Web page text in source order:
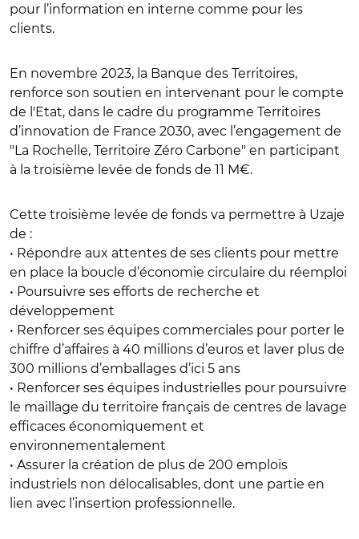
pour l’information en interne comme pour les
clients.
En novembre 2023, la Banque des Territoires,
renforce son soutien en intervenant pour le compte
de l'Etat, dans le cadre du programme Territoires
d’innovation de France 2030, avec l’engagement de
"La Rochelle, Territoire Zéro Carbone" en participant
à la troisième levée de fonds de 11 M€.
Cette troisième levée de fonds va permettre à Uzaje
de :
• Répondre aux attentes de ses clients pour mettre
en place la boucle d’économie circulaire du réemploi
• Poursuivre ses efforts de recherche et
développement
• Renforcer ses équipes commerciales pour porter le
chiffre d’affaires à 40 millions d’euros et laver plus de
300 millions d’emballages d’ici 5 ans
• Renforcer ses équipes industrielles pour poursuivre
le maillage du territoire français de centres de lavage
efficaces économiquement et
environnementalement
• Assurer la création de plus de 200 emplois
industriels non délocalisables, dont une partie en
lien avec l’insertion professionnelle.